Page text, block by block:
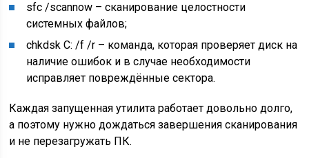
sfc /scannow – сканирование целостности
системных файлов;
chkdsk C: /f /r – команда, которая проверяет диск на
наличие ошибок и в случае необходимости
исправляет повреждённые сектора.
Каждая запущенная утилита работает довольно долго,
а поэтому нужно дождаться завершения сканирования
и не перезагружать ПК.